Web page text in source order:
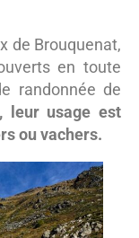
de Brouquenat,
en toute
randonnée de
leur usage est
ou vachers.